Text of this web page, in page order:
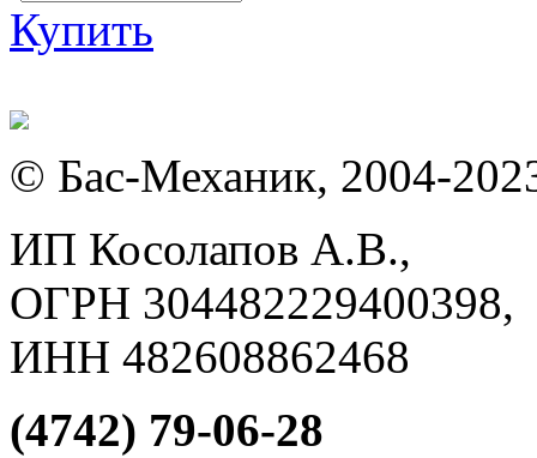
Купить
© Бас-Механик, 2004-
ИП Косолапов А.В.,
ОГРН 304482229400398,
ИНН 482608862468
(4742) 79-06-28